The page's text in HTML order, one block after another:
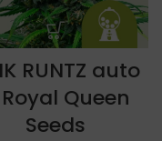
RUNTZ auto
Queen
Seeds